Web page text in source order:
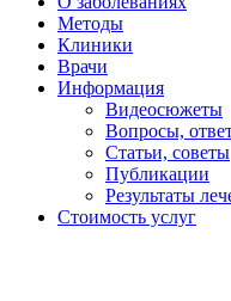
Методы
Клиники
Врачи
Информация
Видеосюжеты
Вопросы,
Статьи, советы
Публикации
Результаты
Стоимость услуг